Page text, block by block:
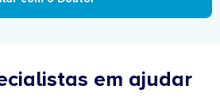
em ajudar